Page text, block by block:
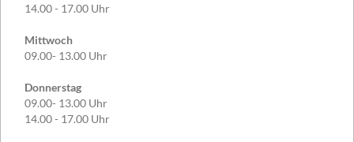
14.00 - 17.00 Uhr
Mittwoch
09.00- 13.00 Uhr
Donnerstag
09.00- 13.00 Uhr
14.00 - 17.00 Uhr